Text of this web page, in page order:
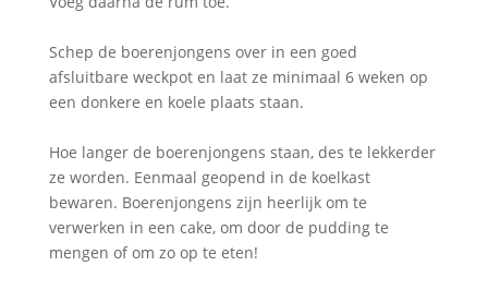
Schep de boerenjongens over in een goed
afsluitbare weckpot en laat ze minimaal 6 weken op
een donkere en koele plaats staan.
Hoe langer de boerenjongens staan, des te lekkerder
ze worden. Eenmaal geopend in de koelkast
bewaren. Boerenjongens zijn heerlijk om te
verwerken in een cake, om door de pudding te
mengen of om zo op te eten!